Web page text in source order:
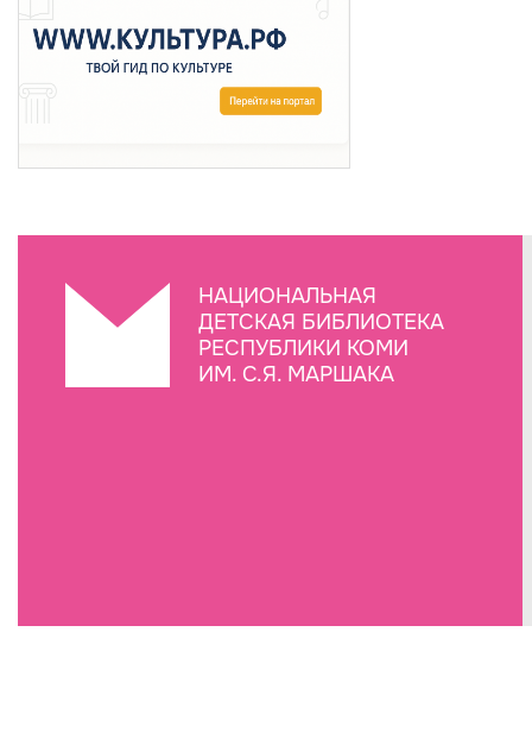
НАЦИОНАЛЬНАЯ
ДЕТСКАЯ БИБЛИОТЕКА
РЕСПУБЛИКИ КОМИ
ИМ. С.Я. МАРШАКА